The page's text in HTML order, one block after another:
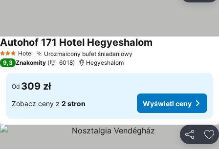
3 Kategoria
Hotel Urozmaicony bufet śniadaniowy
Autohof 171 Hotel Hegyeshalom
9,3 Znakomity 6018 Hegyeshalom
Od 309 zł
Zobacz ceny z 2 stron Wyświetl ceny